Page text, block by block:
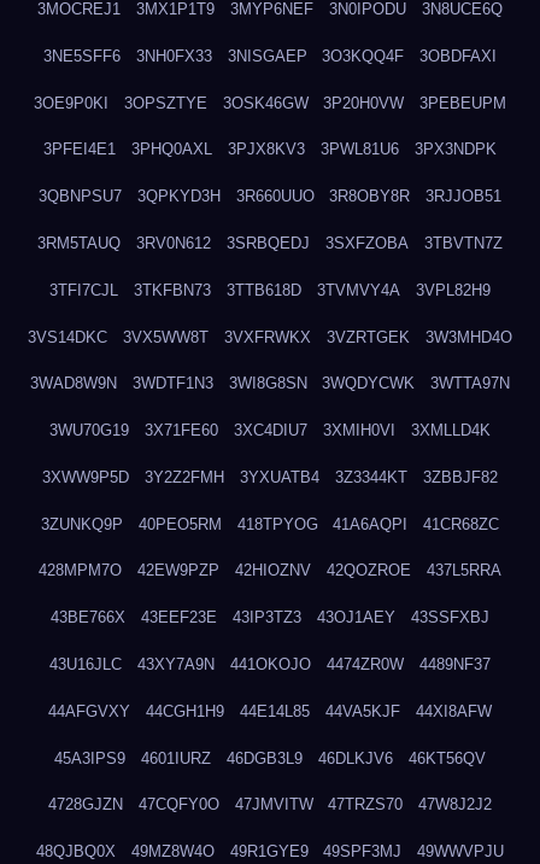
3MOCREJ1 3MX1P1T9 3MYP6NEF 3N0IPODU 3N8UCE6Q
3NE5SFF6 3NH0FX33 3NISGAEP 3O3KQQ4F 3OBDFAXI
3OE9P0KI 3OPSZTYE 3OSK46GW 3P20H0VW 3PEBEUPM
3PFEI4E1 3PHQ0AXL 3PJX8KV3 3PWL81U6 3PX3NDPK
3QBNPSU7 3QPKYD3H 3R660UUO 3R8OBY8R 3RJJOB51
3RM5TAUQ 3RV0N612 3SRBQEDJ 3SXFZOBA 3TBVTN7Z
3TFI7CJL 3TKFBN73 3TTB618D 3TVMVY4A 3VPL82H9
3VS14DKC 3VX5WW8T 3VXFRWKX 3VZRTGEK 3W3MHD4O
3WAD8W9N 3WDTF1N3 3WI8G8SN 3WQDYCWK 3WTTA97N
3WU70G19 3X71FE60 3XC4DIU7 3XMIH0VI 3XMLLD4K
3XWW9P5D 3Y2Z2FMH 3YXUATB4 3Z3344KT 3ZBBJF82
3ZUNKQ9P 40PEO5RM 418TPYOG 41A6AQPI 41CR68ZC
428MPM7O 42EW9PZP 42HIOZNV 42QOZROE 437L5RRA
43BE766X 43EEF23E 43IP3TZ3 43OJ1AEY 43SSFXBJ
43U16JLC 43XY7A9N 441OKOJO 4474ZR0W 4489NF37
44AFGVXY 44CGH1H9 44E14L85 44VA5KJF 44XI8AFW
45A3IPS9 4601IURZ 46DGB3L9 46DLKJV6 46KT56QV
4728GJZN 47CQFY0O 47JMVITW 47TRZS70 47W8J2J2
48QJBQ0X 49MZ8W4O 49R1GYE9 49SPF3MJ 49WWVPJU